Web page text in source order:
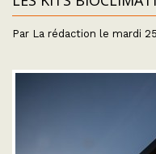
Par La rédaction le mardi